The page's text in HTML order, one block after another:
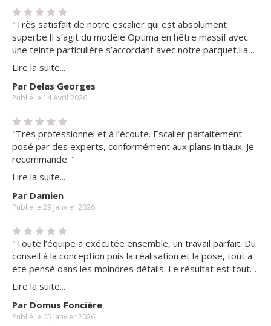
"Très satisfait de notre escalier qui est absolument
superbe.Il s’agit du modèle Optima en hêtre massif avec
une teinte particulière s’accordant avec notre parquet.La
finition Senzu accentue son aspect cossu.Merci à cette
équipe de grand professionnels"
Lire la suite...
Par Delas Georges
Publié le 14 Avril 2026
"Très professionnel et à l’écoute. Escalier parfaitement
posé par des experts, conformément aux plans initiaux. Je
recommande. "
Lire la suite...
Par Damien
Publié le 29 Janvier 2026
"Toute l’équipe a exécutée ensemble, un travail parfait. Du
conseil à la conception puis la réalisation et la pose, tout a
été pensé dans les moindres détails. Le résultat est tout
simplement magnifique. Les délais ont été respectés au
jour près et le professionnalisme de chaque employé est à
souligner. Ce n’est pas un escalier qu’ils ont réalisé mais
une œuvre d’art. Entreprise que je recommande sans
Lire la suite...
Par Domus Foncière
Publié le 05 Janvier 2026